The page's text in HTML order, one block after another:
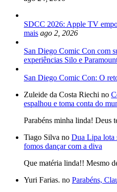
SDCC 2026: Apple TV
mais ago 2, 2026
San Diego Comic Con com
experiências Silo e
San Diego Comic Con: O
Zuleide da Costa Riechi no
espalhou e toma conta do
Parabéns minha linda! Deus
Tiago Silva no Dua Lipa lota
fomos dançar com a diva
Que matéria linda!! Mesmo
Yuri Farias. no Parabéns,